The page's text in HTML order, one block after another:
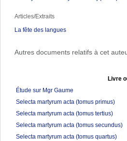
Articles/Extraits
La fête des langues
Autres documents relatifs à cet
Livre
Étude sur Mgr Gaume
Selecta martyrum acta (tomus primus)
Selecta martyrum acta (tomus tertius)
Selecta martyrum acta (tomus secundus)
Selecta martyrum acta (tomus quartus)